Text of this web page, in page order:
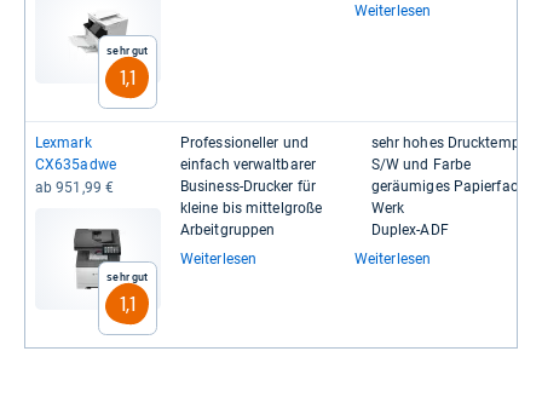
Sehr gut
1,1
Weiterlesen
Lex­mark
CX635adwe
ab 951,99 €
Sehr gut
1,1
Pro­fes­sio­nel­ler und
ein­fach ver­walt­ba­rer
Busi­ness-​Dru­cker für
kleine bis mit­tel­große
Arbeit­grup­pen
Weiterlesen
sehr hohes Druck­tempo
S/W und Farbe
geräu­mi­ges Papier­fach
Werk
Duplex-​ADF
Weiterlesen